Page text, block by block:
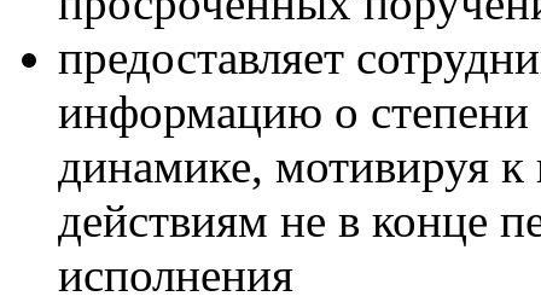
предоставляет
информацию о степени
динамике, мотивируя
действиям не в конце
исполнения